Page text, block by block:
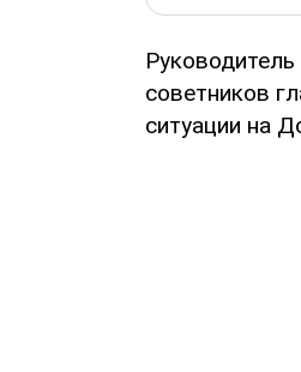
советников
ситуации на